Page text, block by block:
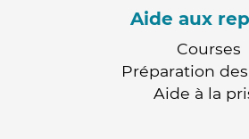
Aide aux
Courses
Préparation
Aide à la